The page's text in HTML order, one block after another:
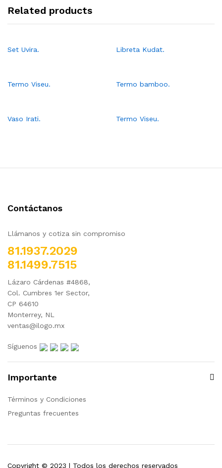
Related products
Set Uvira. Libreta Kudat.
Termo Viseu. Termo bamboo.
Vaso Irati. Termo Viseu.
Contáctanos
Llámanos y cotiza sin compromiso
81.1937.2029
81.1499.7515
Lázaro Cárdenas #4868,
Col. Cumbres 1er Sector,
CP 64610
Monterrey, NL
ventas@ilogo.mx
Síguenos
Importante
Términos y Condiciones
Preguntas frecuentes
Copyright © 2023 | Todos los derechos reservados